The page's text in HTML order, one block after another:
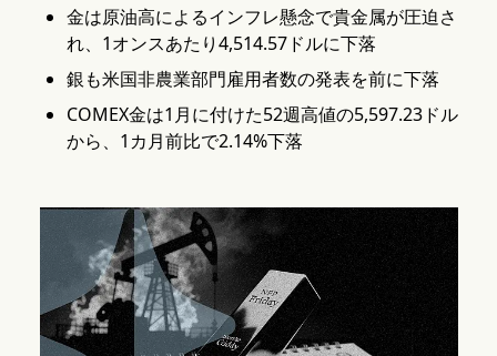
金は原油高によるインフレ懸念で貴金属が圧迫さ
れ、1オンスあたり4,514.57ドルに下落
銀も米国非農業部門雇用者数の発表を前に下落
COMEX金は1月に付けた52週高値の5,597.23ドル
から、1カ月前比で2.14%下落